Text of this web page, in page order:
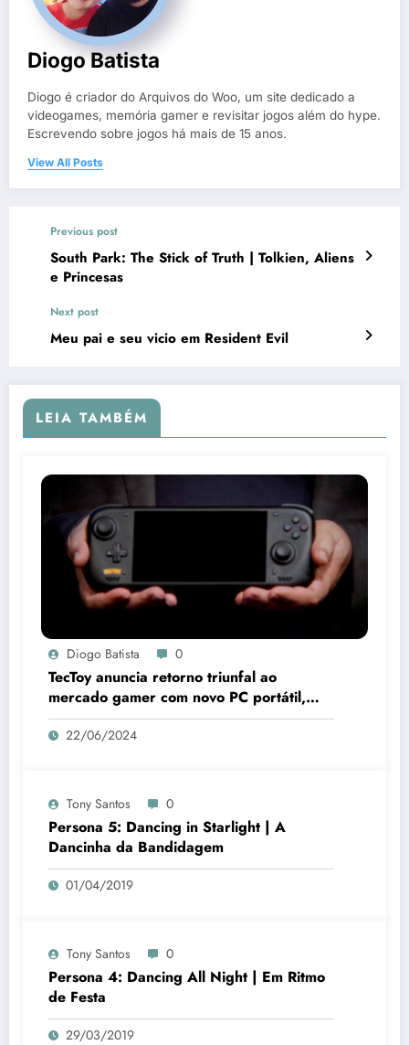
Diogo Batista
Diogo é criador do Arquivos do Woo, um site dedicado a
videogames, memória gamer e revisitar jogos além do hype.
Escrevendo sobre jogos há mais de 15 anos.
View All Posts
Previous post
South Park: The Stick of Truth | Tolkien, Aliens
e Princesas
Next post
Meu pai e seu vicio em Resident Evil
LEIA TAMBÉM
Diogo Batista 0
TecToy anuncia retorno triunfal ao
mercado gamer com novo PC portátil,
periféricos e jogos
22/06/2024
Tony Santos 0
Persona 5: Dancing in Starlight | A
Dancinha da Bandidagem
01/04/2019
Tony Santos 0
Persona 4: Dancing All Night | Em Ritmo
de Festa
29/03/2019